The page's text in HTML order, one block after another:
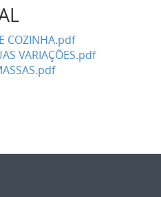
COZINHA.pdf
VARIAÇÕES.pdf